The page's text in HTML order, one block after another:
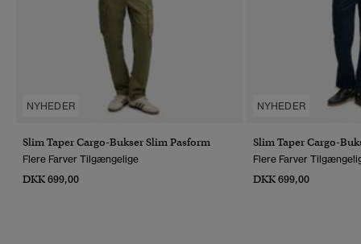
NYHEDER
Slim Taper Cargo-Bukser Slim Pasform
Flere Farver Tilgængelige
DKK 699,00
NYHEDER
Slim Taper Cargo-
Flere Farver
DKK 699,00